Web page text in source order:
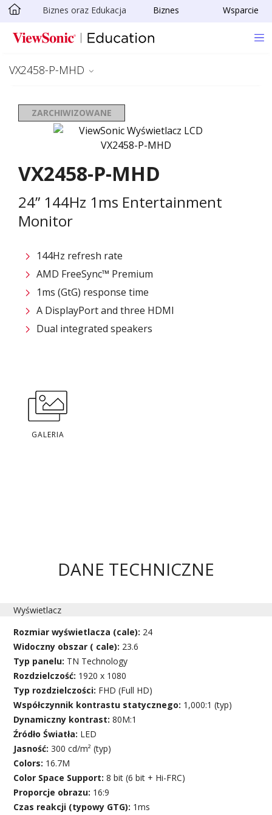
Skip to main content
Biznes oraz Edukacja Biznes Wsparcie
VX2458-P-MHD
ZARCHIWIZOWANE
VX2458-P-MHD
24” 144Hz 1ms Entertainment
Monitor
144Hz refresh rate
AMD FreeSync™ Premium
1ms (GtG) response time
A DisplayPort and three HDMI
Dual integrated speakers
GALERIA
DANE TECHNICZNE
Wyświetlacz
Rozmiar wyświetlacza (cale): 24
Widoczny obszar ( cale): 23.6
Typ panelu: TN Technology
Rozdzielczość: 1920 x 1080
Typ rozdzielczości: FHD (Full HD)
Współczynnik kontrastu statycznego: 1,000:1 (typ)
Dynamiczny kontrast:80M:1
Źródło Światła: LED
Jasność:300 cd/m² (typ)
Colors: 16.7M
Color Space Support:8 bit (6 bit + Hi-FRC)
Proporcje obrazu: 16:9
Czas reakcji (typowy GTG): 1ms